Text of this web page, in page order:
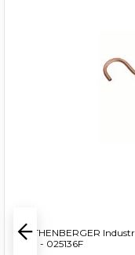
ROTHENBERGER
mm - 025136F